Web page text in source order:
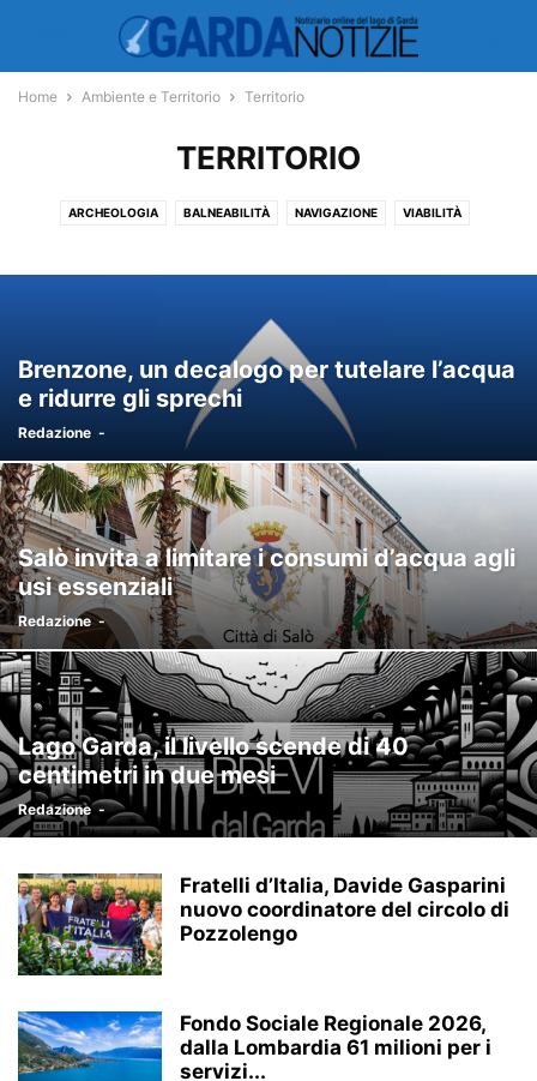
Home Ambiente e Territorio Territorio
TERRITORIO
ARCHEOLOGIA BALNEABILITÀ NAVIGAZIONE VIABILITÀ
Brenzone, un decalogo per tutelare l’acqua
e ridurre gli sprechi
Redazione -
Salò invita a limitare i consumi d’acqua agli
usi essenziali
Redazione -
Lago Garda, il livello scende di 40
centimetri in due mesi
Redazione -
Fratelli d’Italia, Davide Gasparini
nuovo coordinatore del circolo di
Pozzolengo
Fondo Sociale Regionale 2026,
dalla Lombardia 61 milioni per i
servizi...